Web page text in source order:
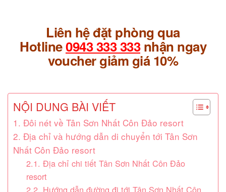
Liên hệ đặt phòng qua
Hotline0943 333 333 nhận ngay
voucher giảm giá 10%
NỘI DUNG BÀI VIẾT
1. Đôi nét về Tân Sơn Nhất Côn Đảo resort
2. Địa chỉ và hướng dẫn di chuyển tới Tân Sơn
Nhất Côn Đảo resort
2.1. Địa chỉ chi tiết Tân Sơn Nhất Côn Đảo
resort
2.2. Hướng dẫn đường đi tới Tân Sơn Nhất Côn